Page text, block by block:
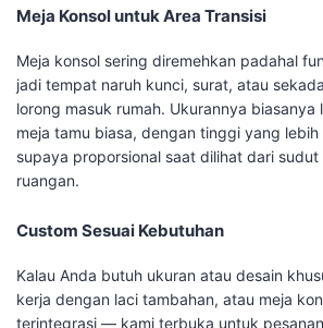
Meja Konsol untuk Area Transisi
Meja konsol sering diremehkan padahal
jadi tempat naruh kunci, surat, atau
lorong masuk rumah. Ukurannya biasanya
meja tamu biasa, dengan tinggi yang lebih
supaya proporsional saat dilihat dari
ruangan.
Custom Sesuai Kebutuhan
Kalau Anda butuh ukuran atau desain
kerja dengan laci tambahan, atau meja
terintegrasi — kami terbuka untuk